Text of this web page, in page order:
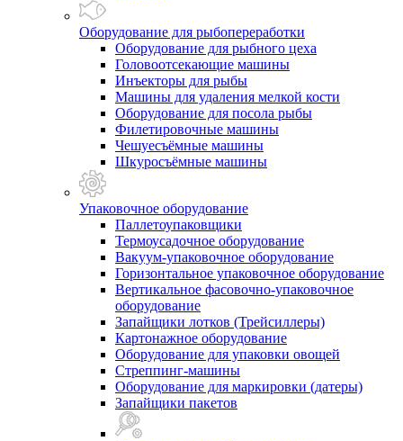
Оборудование для рыбопереработки
Оборудование для рыбного цеха
Головоотсекающие машины
Инъекторы для рыбы
Машины для удаления мелкой кости
Оборудование для посола рыбы
Филетировочные машины
Чешуесъёмные машины
Шкуросъёмные машины
Упаковочное оборудование
Паллетоупаковщики
Термоусадочное оборудование
Вакуум-упаковочное оборудование
Горизонтальное упаковочное оборудование
Вертикальное фасовочно-упаковочное
оборудование
Запайщики лотков (Трейсиллеры)
Картонажное оборудование
Оборудование для упаковки овощей
Стреппинг-машины
Оборудование для маркировки (датеры)
Запайщики пакетов